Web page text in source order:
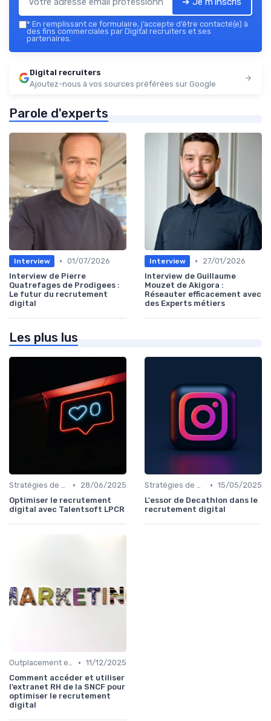
* En remplissant ce formulaire, j’accepte d’être contacté(e) à
des fins commerciales par Digital recruiters et ses
partenaires.
Digital recruiters
Ajoutez-nous à vos sources préférées sur Google
Parole d'experts
Interview • 01/07/2026
Interview de Pierre
Quatrefages de Prodigees :
Le futur du recrutement
digital
Interview •
27/01/2026
Interview de Guillaume
Mouzet de Akigora :
Réseauter efficacement avec
des Experts métiers
Les plus lus
Stratégies de Recrutement Digital •
28/06/2025
Optimiser le recrutement
digital avec Talentsoft LPCR
Stratégies de Recrutement Digital • 15/05/2025
L'essor de Decathlon dans le
recrutement digital
Outplacement et Conseil RH • 11/12/2025
Comment accéder et utiliser
l’extranet RH de la SNCF pour
optimiser le recrutement
digital